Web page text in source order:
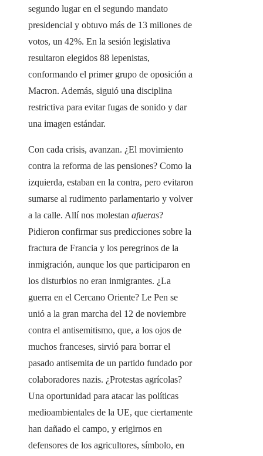
segundo lugar en el segundo mandato
presidencial y obtuvo más de 13 millones de
votos, un 42%. En la sesión legislativa
resultaron elegidos 88 lepenistas,
conformando el primer grupo de oposición a
Macron. Además, siguió una disciplina
restrictiva para evitar fugas de sonido y dar
una imagen estándar.
Con cada crisis, avanzan. ¿El movimiento
contra la reforma de las pensiones? Como la
izquierda, estaban en la contra, pero evitaron
sumarse al rudimento parlamentario y volver
a la calle. Allí nos molestan afueras?
Pidieron confirmar sus predicciones sobre la
fractura de Francia y los peregrinos de la
inmigración, aunque los que participaron en
los disturbios no eran inmigrantes. ¿La
guerra en el Cercano Oriente? Le Pen se
unió a la gran marcha del 12 de noviembre
contra el antisemitismo, que, a los ojos de
muchos franceses, sirvió para borrar el
pasado antisemita de un partido fundado por
colaboradores nazis. ¿Protestas agrícolas?
Una oportunidad para atacar las políticas
medioambientales de la UE, que ciertamente
han dañado el campo, y erigirnos en
defensores de los agricultores, símbolo, en